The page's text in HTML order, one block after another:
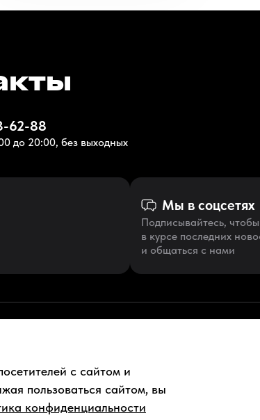
62-88
до 20:00, без выходных
Мы в соцсетях
Подписывайтесь,
в курсе последних
и общаться с нами
соглашение
с сайтом и
пользоваться сайтом, вы
конфиденциальности